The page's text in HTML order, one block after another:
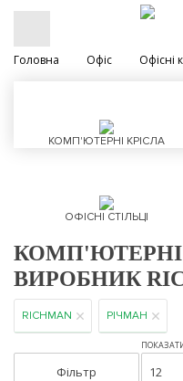
Головна Офіс Офісні
КОМП'ЮТЕРНІ КРІСЛА
ОФІСНІ СТІЛЬЦІ
КОМП'ЮТЕРНІ
ВИРОБНИК
RICHMAN РІЧМАН
Фільтр 12